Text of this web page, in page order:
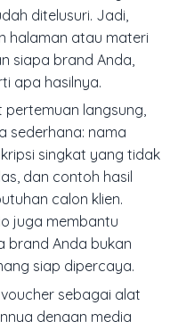
ditelusuri. Jadi,
halaman atau materi
siapa brand Anda,
apa hasilnya.
pertemuan langsung,
sederhana: nama
singkat yang tidak
dan contoh hasil
calon klien.
juga membantu
brand Anda bukan
siap dipercaya.
sebagai alat
dengan media